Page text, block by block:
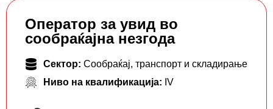
Оператор за увид во
сообраќајна незгода
Сектор: Сообраќај, транспорт и складирање
Ниво на квалификација: IV